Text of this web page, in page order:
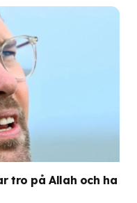
tro på Allah och ha